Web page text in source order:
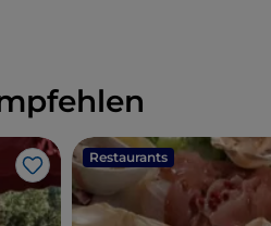
Like
Restaurants